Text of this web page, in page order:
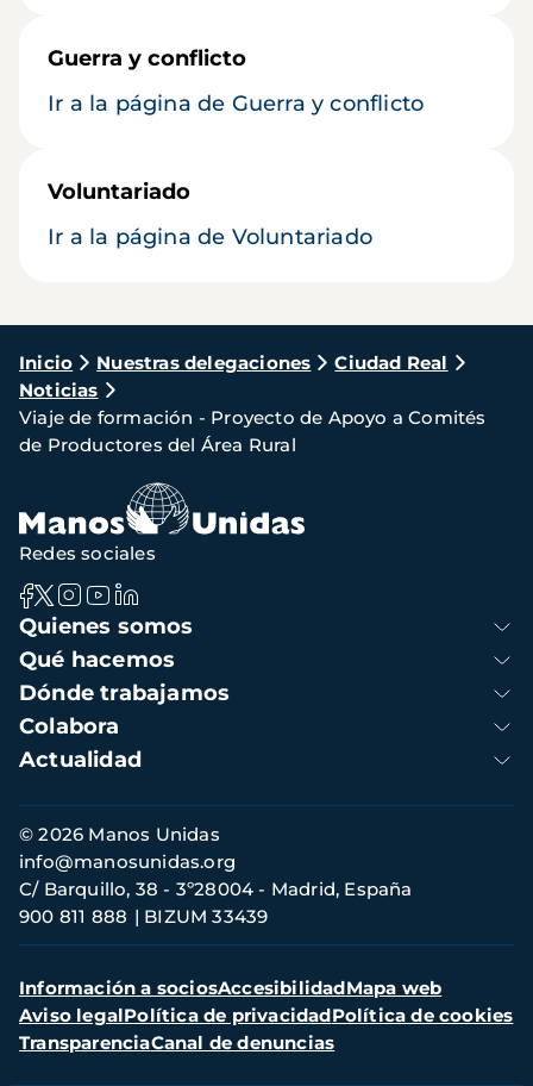
Guerra y conflicto
Ir a la página de Guerra y conflicto
Voluntariado
Ir a la página de Voluntariado
Ruta
de
navegación
Inicio Nuestras delegaciones
Ciudad Real
Noticias
Viaje de formación - Proyecto de Apoyo a Comités
de Productores del Área Rural
Navegación
principal
Quienes somos
Qué hacemos
Dónde trabajamos
Colabora
Actualidad
Redes sociales
Información
de
contacto
© 2026 Manos Unidas
C/ Barquillo, 38 - 3º28004 - Madrid, España
900 811 888
BIZUM 33439
info@manosunidas.org
Menú
secundario
Información a sociosAccesibilidadMapa web
Aviso legalPolítica de privacidadPolítica de cookies
TransparenciaCanal de denuncias